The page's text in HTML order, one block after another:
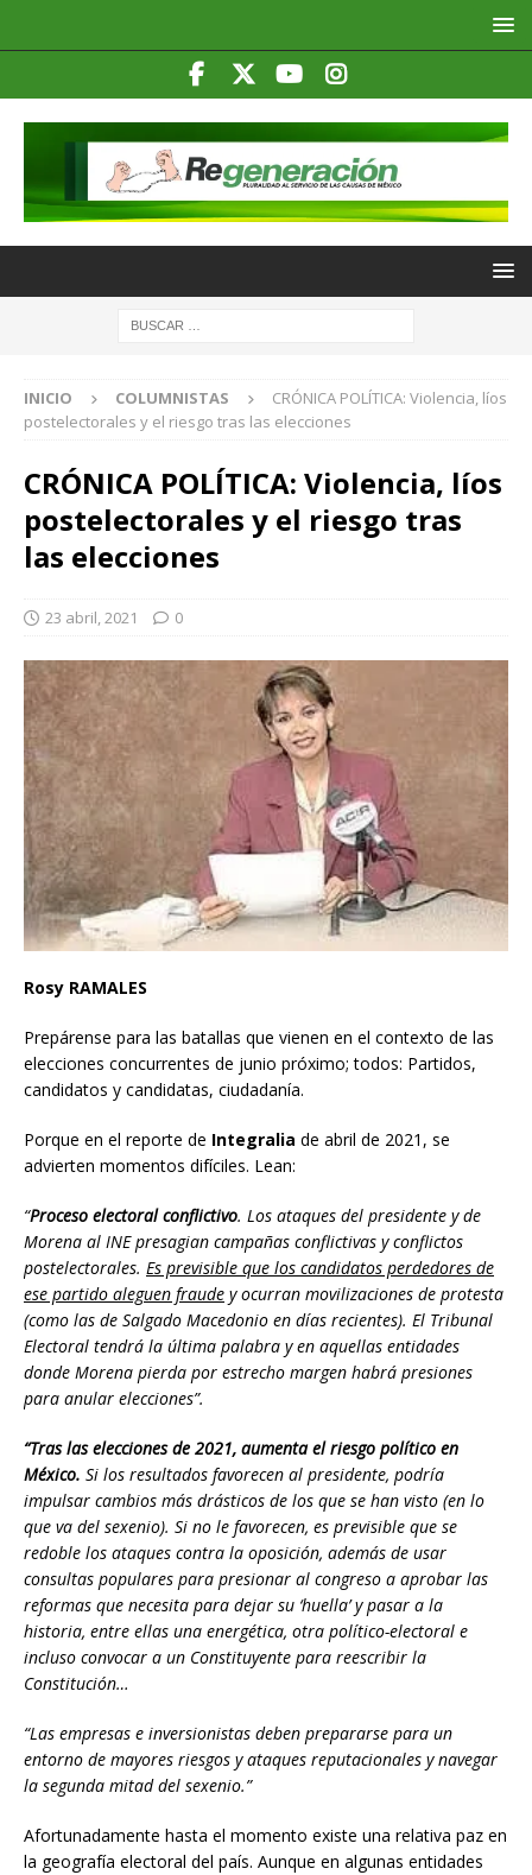
INICIO COLUMNISTAS
CRÓNICA POLÍTICA: Violencia, líos
postelectorales y el riesgo tras las elecciones
CRÓNICA POLÍTICA: Violencia, líos
postelectorales y el riesgo tras
las elecciones
23 abril, 2021 0
Rosy RAMALES
Prepárense para las batallas que vienen en el contexto de las
elecciones concurrentes de junio próximo; todos: Partidos,
candidatos y candidatas, ciudadanía.
Porque en el reporte de Integralia de abril de 2021, se
advierten momentos difíciles. Lean:
“Proceso electoral conflictivo. Los ataques del presidente y de
Morena al INE presagian campañas conflictivas y conflictos
postelectorales. Es previsible que los candidatos perdedores de
ese partido aleguen fraude y ocurran movilizaciones de protesta
(como las de Salgado Macedonio en días recientes). El Tribunal
Electoral tendrá la última palabra y en aquellas entidades
donde Morena pierda por estrecho margen habrá presiones
para anular elecciones”.
“Tras las elecciones de 2021, aumenta el riesgo político en
México. Si los resultados favorecen al presidente, podría
impulsar cambios más drásticos de los que se han visto (en lo
que va del sexenio). Si no le favorecen, es previsible que se
redoble los ataques contra la oposición, además de usar
consultas populares para presionar al congreso a aprobar las
reformas que necesita para dejar su ‘huella’ y pasar a la
historia, entre ellas una energética, otra político-electoral e
incluso convocar a un Constituyente para reescribir la
Constitución…
“Las empresas e inversionistas deben prepararse para un
entorno de mayores riesgos y ataques reputacionales y navegar
la segunda mitad del sexenio.”
Afortunadamente hasta el momento existe una relativa paz en
la geografía electoral del país. Aunque en algunas entidades